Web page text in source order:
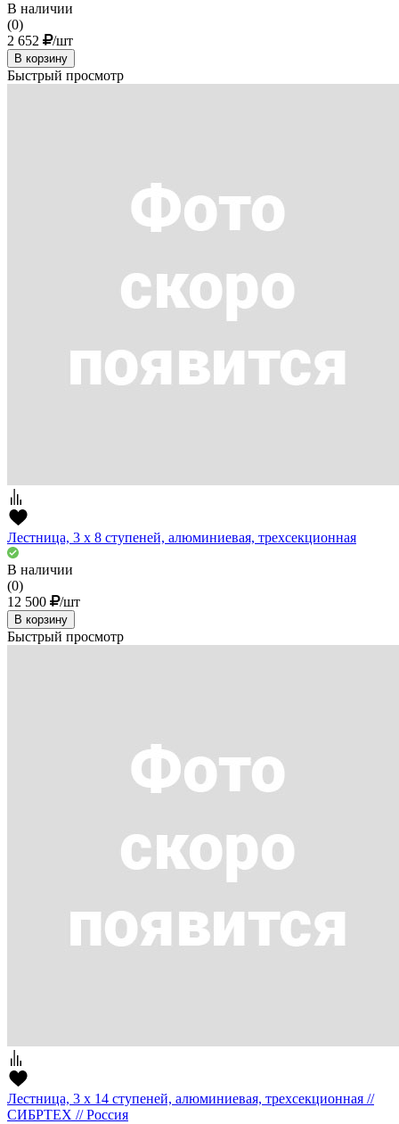
В наличии
(0)
2 652
/шт
В корзину
Быстрый просмотр
Лестница, 3 х 8 ступеней, алюминиевая, трехсекционная
В наличии
(0)
12 500
/шт
В корзину
Быстрый просмотр
Лестница, 3 х 14 ступеней, алюминиевая, трехсекционная //
СИБРТЕХ // Pоссия